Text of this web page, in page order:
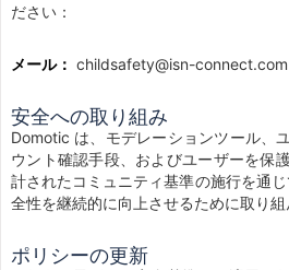
ださい：
メール： childsafety@isn-connect.com
安全への取り組み
Domotic は、モデレーションツール、
ウント確認手段、およびユーザーを保
計されたコミュニティ基準の施行を通
全性を継続的に向上させるために取り組
ポリシーの更新